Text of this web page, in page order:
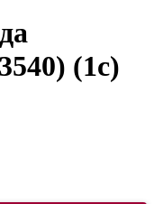
(1c)